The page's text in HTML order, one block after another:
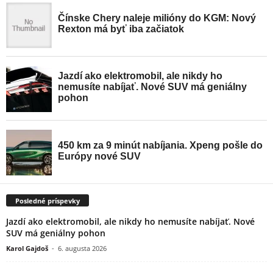
Posledné príspevky
Jazdí ako elektromobil, ale nikdy ho nemusíte nabíjať. Nové
SUV má geniálny pohon
Karol Gajdoš - 6. augusta 2026